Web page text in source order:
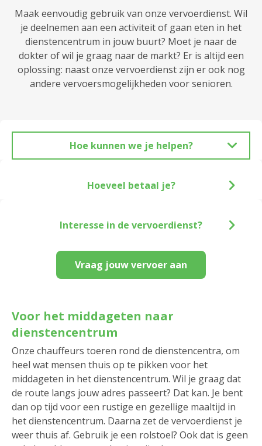
Maak eenvoudig gebruik van onze vervoerdienst. Wil
je deelnemen aan een activiteit of gaan eten in het
dienstencentrum in jouw buurt? Moet je naar de
dokter of wil je graag naar de markt? Er is altijd een
oplossing: naast onze vervoerdienst zijn er ook nog
andere vervoersmogelijkheden voor senioren.
Hoe kunnen we je helpen?
Vraag jouw vervoer aan
Voor het middageten naar
dienstencentrum
Onze chauffeurs toeren rond de dienstencentra, om
heel wat mensen thuis op te pikken voor het
middageten in het dienstencentrum. Wil je graag dat
de route langs jouw adres passeert? Dat kan. Je bent
dan op tijd voor een rustige en gezellige maaltijd in
het dienstencentrum. Daarna zet de vervoerdienst je
weer thuis af. Gebruik je een rolstoel? Ook dat is geen
Hoeveel betaal je?
Interesse in de vervoerdienst?